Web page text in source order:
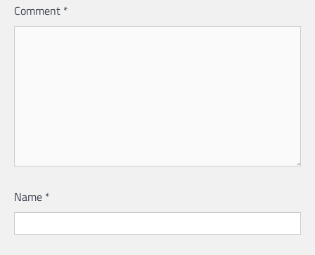
Comment *
Name *